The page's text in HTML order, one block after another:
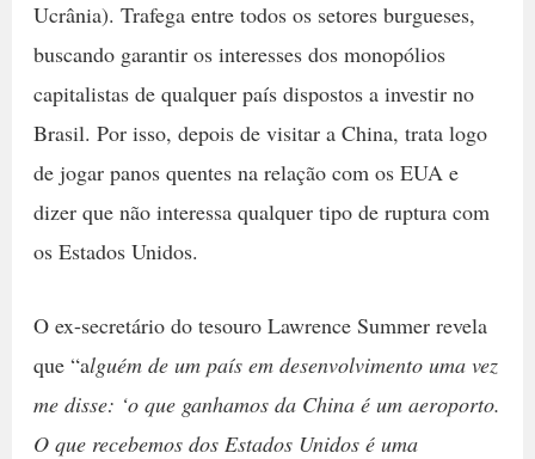
Ucrânia). Trafega entre todos os setores burgueses,
buscando garantir os interesses dos monopólios
capitalistas de qualquer país dispostos a investir no
Brasil. Por isso, depois de visitar a China, trata logo
de jogar panos quentes na relação com os EUA e
dizer que não interessa qualquer tipo de ruptura com
os Estados Unidos.
O ex-secretário do tesouro Lawrence Summer revela
que “alguém de um país em desenvolvimento uma vez
me disse: ‘o que ganhamos da China é um aeroporto.
O que recebemos dos Estados Unidos é uma